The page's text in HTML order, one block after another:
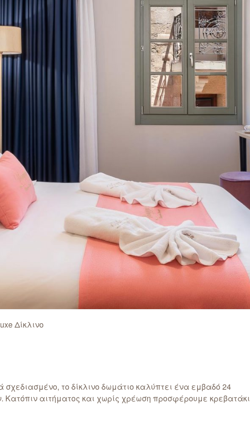
Δίκλινο
σχεδιασμένο, το δίκλινο δωμάτιο καλύπτει ένα εμβαδό 24
Κατόπιν αιτήματος και χωρίς χρέωση προσφέρουμε κρεβατάκι